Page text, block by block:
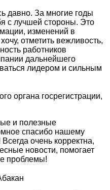
давно. За многие годы
с лучшей стороны. Это
изменений в
отметить вежливость,
работников
дальнейшего
лидером и сильным
органа госрегистрации,
и полезные
спасибо нашему
очень корректна,
новости, помогает
проблемы!